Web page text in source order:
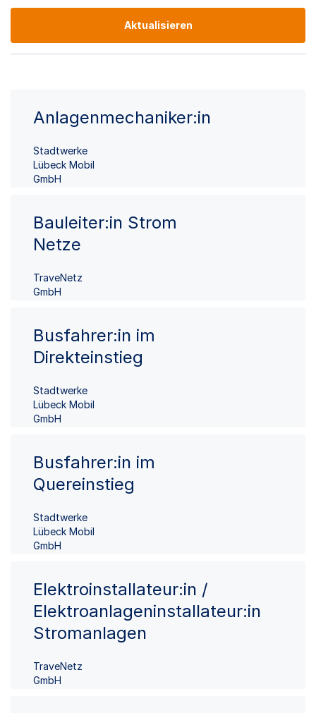
Aktualisieren
Anlagenmechaniker:in
Stadtwerke
Lübeck Mobil
GmbH
Bauleiter:in Strom
Netze
TraveNetz
GmbH
Busfahrer:in im
Direkteinstieg
Stadtwerke
Lübeck Mobil
GmbH
Busfahrer:in im
Quereinstieg
Stadtwerke
Lübeck Mobil
GmbH
Elektroinstallateur:in /
Elektroanlageninstallateur:in
Stromanlagen
TraveNetz
GmbH